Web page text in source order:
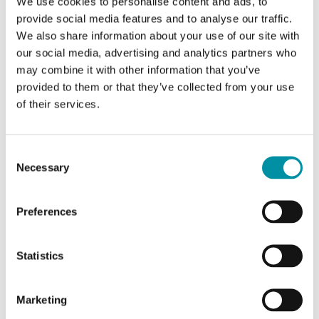
provide social media features and to analyse our traffic.
We also share information about your use of our site with
our social media, advertising and analytics partners who
may combine it with other information that you’ve
provided to them or that they’ve collected from your use
of their services.
Selection
Necessary
Preferences
Statistics
Marketing
MM. Adatte per il controllo di acqua fredda,
calda e miscelata…
Diametro nominale
DN25
KVs